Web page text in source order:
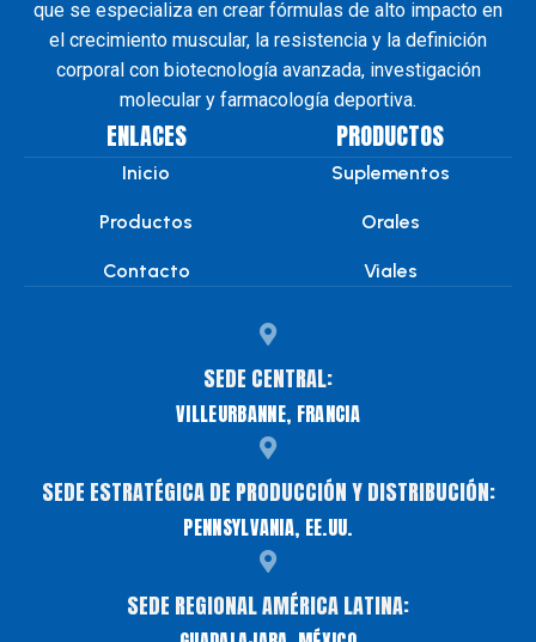
que se especializa en crear fórmulas de alto impacto en
el crecimiento muscular, la resistencia y la definición
corporal con biotecnología avanzada, investigación
molecular y farmacología deportiva.
ENLACES
Inicio
Productos
Contacto
PRODUCTOS
Suplementos
Orales
Viales
SEDE CENTRAL:
VILLEURBANNE, FRANCIA
SEDE ESTRATÉGICA DE PRODUCCIÓN Y DISTRIBUCIÓN:
PENNSYLVANIA, EE.UU.
SEDE REGIONAL AMÉRICA LATINA: